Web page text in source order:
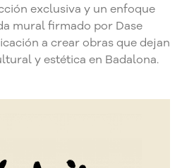
exclusiva y un enfoque
mural firmado por Dase
a crear obras que dejan
y estética en Badalona.